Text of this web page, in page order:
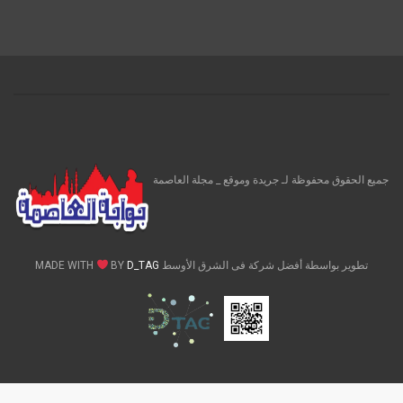
جميع الحقوق محفوظة لـ جريدة وموقع _ مجلة العاصمة
تطوير بواسطة أفضل شركة فى الشرق الأوسط MADE WITH BY D_TAG